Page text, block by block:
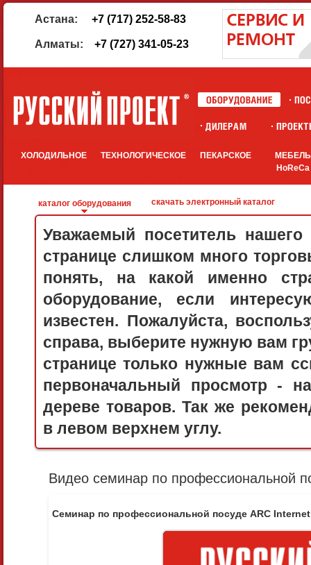
Астана: +7 (717) 252-58-83
Алматы: +7 (727) 341-05-23
ХОЛОДИЛЬНОЕ ТЕХНОЛОГИЧЕСКОЕ ПЕКАРСКОЕ
МЕБЕЛЬ
HoReCa
каталог оборудования скачать электронный каталог
Уважаемый посетитель
странице слишком много
понять, на какой именно
оборудование, если
известен. Пожалуйста,
справа, выберите нужную вам
странице только нужные вам
первоначальный просмотр -
дереве товаров. Так же
в левом верхнем углу.
Видео семинар по профессиональной
Семинар по профессиональной посуде ARC